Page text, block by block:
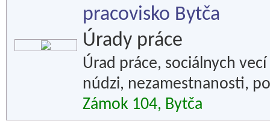
pracovisko Bytča
Úrady práce
Úrad práce, sociálnych
núdzi, nezamestnanosti,
Zámok 104, Bytča